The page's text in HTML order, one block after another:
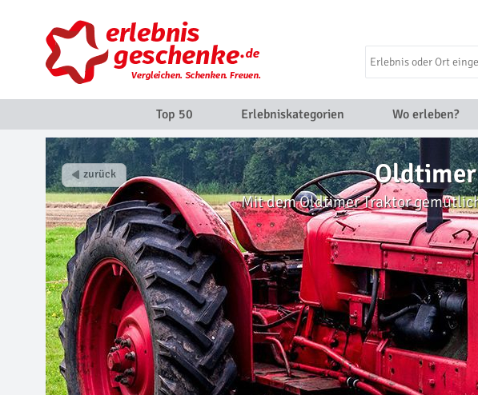
Top 50 Erlebniskategorien Wo erleben?
Mit dem Oldtimer Traktor